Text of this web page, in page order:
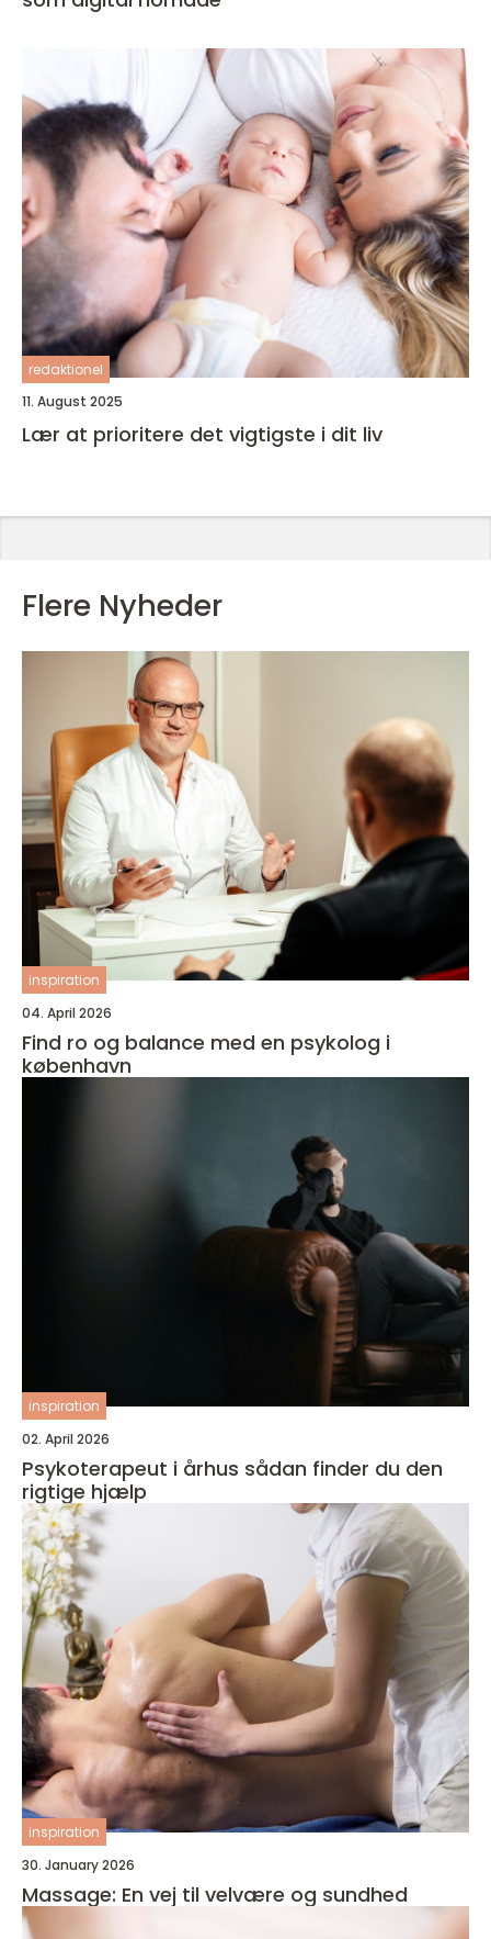
redaktionel
11. August 2025
Lær at prioritere det vigtigste i dit liv
Flere Nyheder
inspiration
04. April 2026
Find ro og balance med en psykolog i
københavn
inspiration
02. April 2026
Psykoterapeut i århus sådan finder du den
rigtige hjælp
inspiration
30. January 2026
Massage: En vej til velvære og sundhed